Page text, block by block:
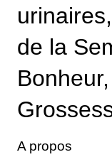
de la
A propos